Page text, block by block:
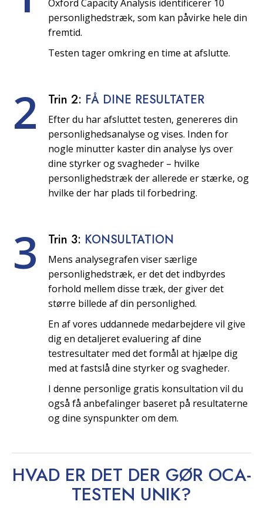
Oxford Capacity Analysis identificerer 10
personlighedstræk, som kan påvirke hele din
fremtid.
Testen tager omkring en time at afslutte.
2 Trin 2: FÅ DINE RESULTATER
Efter du har afsluttet testen, genereres din
personlighedsanalyse og vises. Inden for
nogle minutter kaster din analyse lys over
dine styrker og svagheder – hvilke
personlighedstræk der allerede er stærke, og
hvilke der har plads til forbedring.
3 Trin 3: KONSULTATION
Mens analysegrafen viser særlige
personlighedstræk, er det det indbyrdes
forhold mellem disse træk, der giver det
større billede af din personlighed.
En af vores uddannede medarbejdere vil give
dig en detaljeret evaluering af dine
testresultater med det formål at hjælpe dig
med at fastslå dine styrker og svagheder.
I denne personlige gratis konsultation vil du
også få anbefalinger baseret på resultaterne
og dine synspunkter om dem.
HVAD ER DET DER GØR OCA-
TESTEN UNIK?